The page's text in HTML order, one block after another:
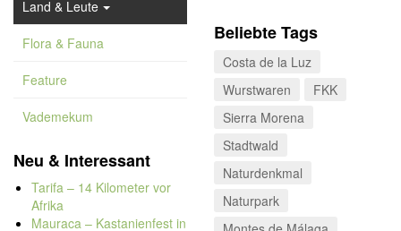
Land & Leute
Flora & Fauna
Feature
Vademekum
Neu & Interessant
Tarifa – 14 Kilometer vor
Afrika
Mauraca – Kastanienfest in
Beliebte Tags
Costa de la Luz
Wurstwaren
FKK
Sierra Morena
Stadtwald
Naturdenkmal
Naturpark